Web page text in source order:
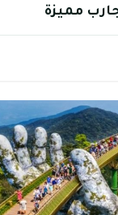
مميزة